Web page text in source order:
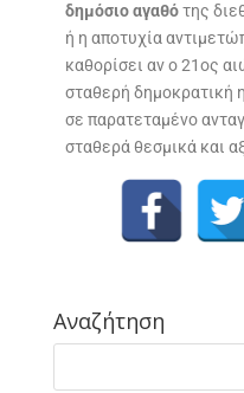
δημόσιο αγαθότης
ή η αποτυχία
καθορίσει αν ο 21ος
σταθερή δημοκρατική
σε παρατεταμένο
σταθερά θεσμικά και
Αναζήτηση